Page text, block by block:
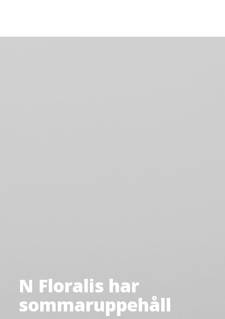
N Floralis har
sommaruppehåll